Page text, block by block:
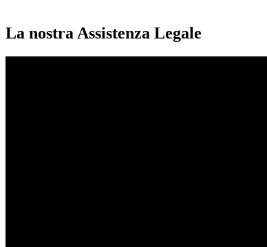
La nostra Assistenza Legale